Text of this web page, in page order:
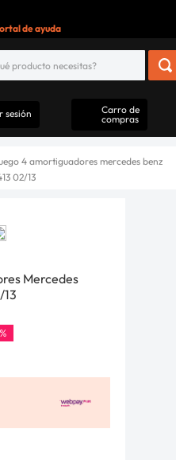
de ayuda
Iniciar sesión
Carro de
compras
4 amortiguadores mercedes benz
02/13
Mercedes